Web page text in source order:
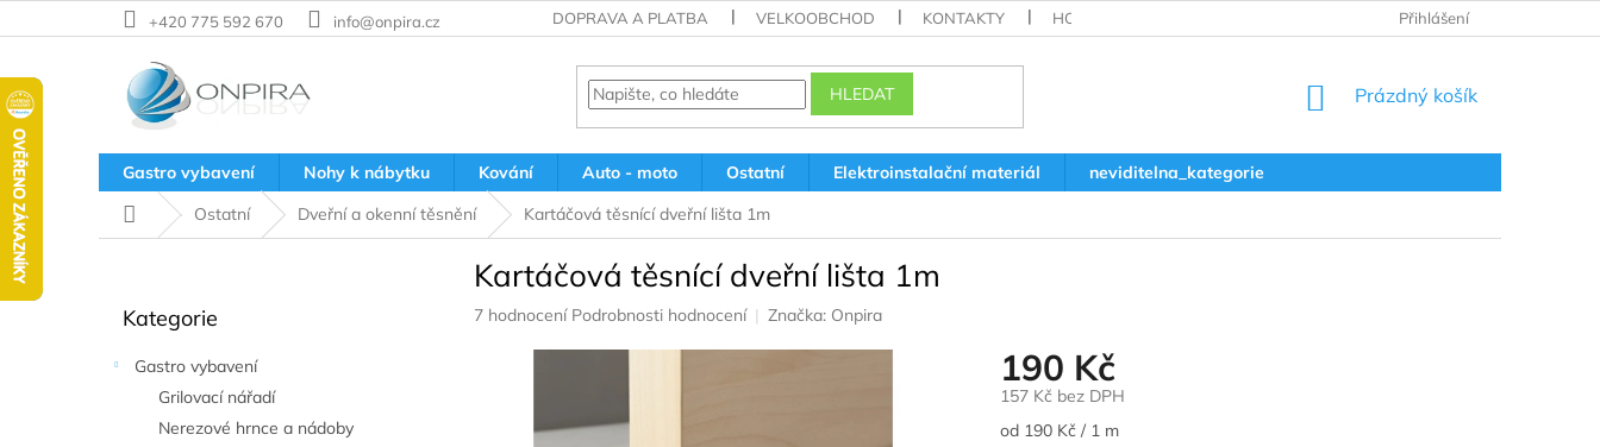
na
+420 775 592 670 info@onpira.cz DOPRAVA A PLATBA VELKOOBCHOD KONTAKTY HODNOCENÍ OBCHODU VRÁCENÍ A REKLAMACE
Přihlášení
HLEDAT
NÁKUPNÍ
Prázdný košík
Gastro vybavení Nohy k nábytku Kování Auto - moto Ostatní Elektroinstalační materiál
neviditelna_kategorie
Domů
Ostatní Dveřní a okenní těsnění Kartáčová těsnící dveřní lišta 1m
kategorie
Kategorie
Gastro vybavení
Grilovací nářadí
Nerezové hrnce a nádoby
Kartáčová těsnící dveřní lišta 1m
Průměrné
7 hodnocení Podrobnosti hodnocení Značka: Onpira
190 Kč
157 Kč bez DPH
Měrná
od 190 Kč / 1 m